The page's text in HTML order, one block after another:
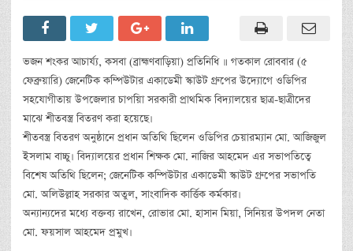
ভজন শংকর আচার্য্য, কসবা (ব্রাহ্মণবাড়িয়া) প্রতিনিধি ॥ গতকাল রোববার (৫
ফেব্রুয়ারি) জেনেটিক কম্পিউটার একাডেমী স্কাউট গ্রুপের উদ্যোগে ওডিপির
সহযোগীতায় উপজেলার চাপয়িা সরকারী প্রাথমিক বিদ্যালয়ের ছাত্র-ছাত্রীদের
মাঝে শীতবস্ত্র বিতরণ করা হয়েছে।
শীতবস্ত্র বিতরণ অনুষ্ঠানে প্রধান অতিথি ছিলেন ওডিপির চেয়ারম্যান মো. আজিজুল
ইসলাম বাচ্চু। বিদ্যালয়ের প্রধান শিক্ষক মো. নাজির আহমেদ এর সভাপতিত্বে
বিশেষ অতিথি ছিলেন; জেনেটিক কম্পিউটার একাডেমী স্কাউট গ্রুপের সভাপতি
মো. অলিউল্লাহ সরকার অতুল, সাংবাদিক কার্ত্তিক কর্মকার।
অন্যান্যদের মধ্যে বক্তব্য রাখেন, রোভার মো. হাসান মিয়া, সিনিয়র উপদল নেতা
মো. ফয়সাল আহমেদ প্রমুখ।